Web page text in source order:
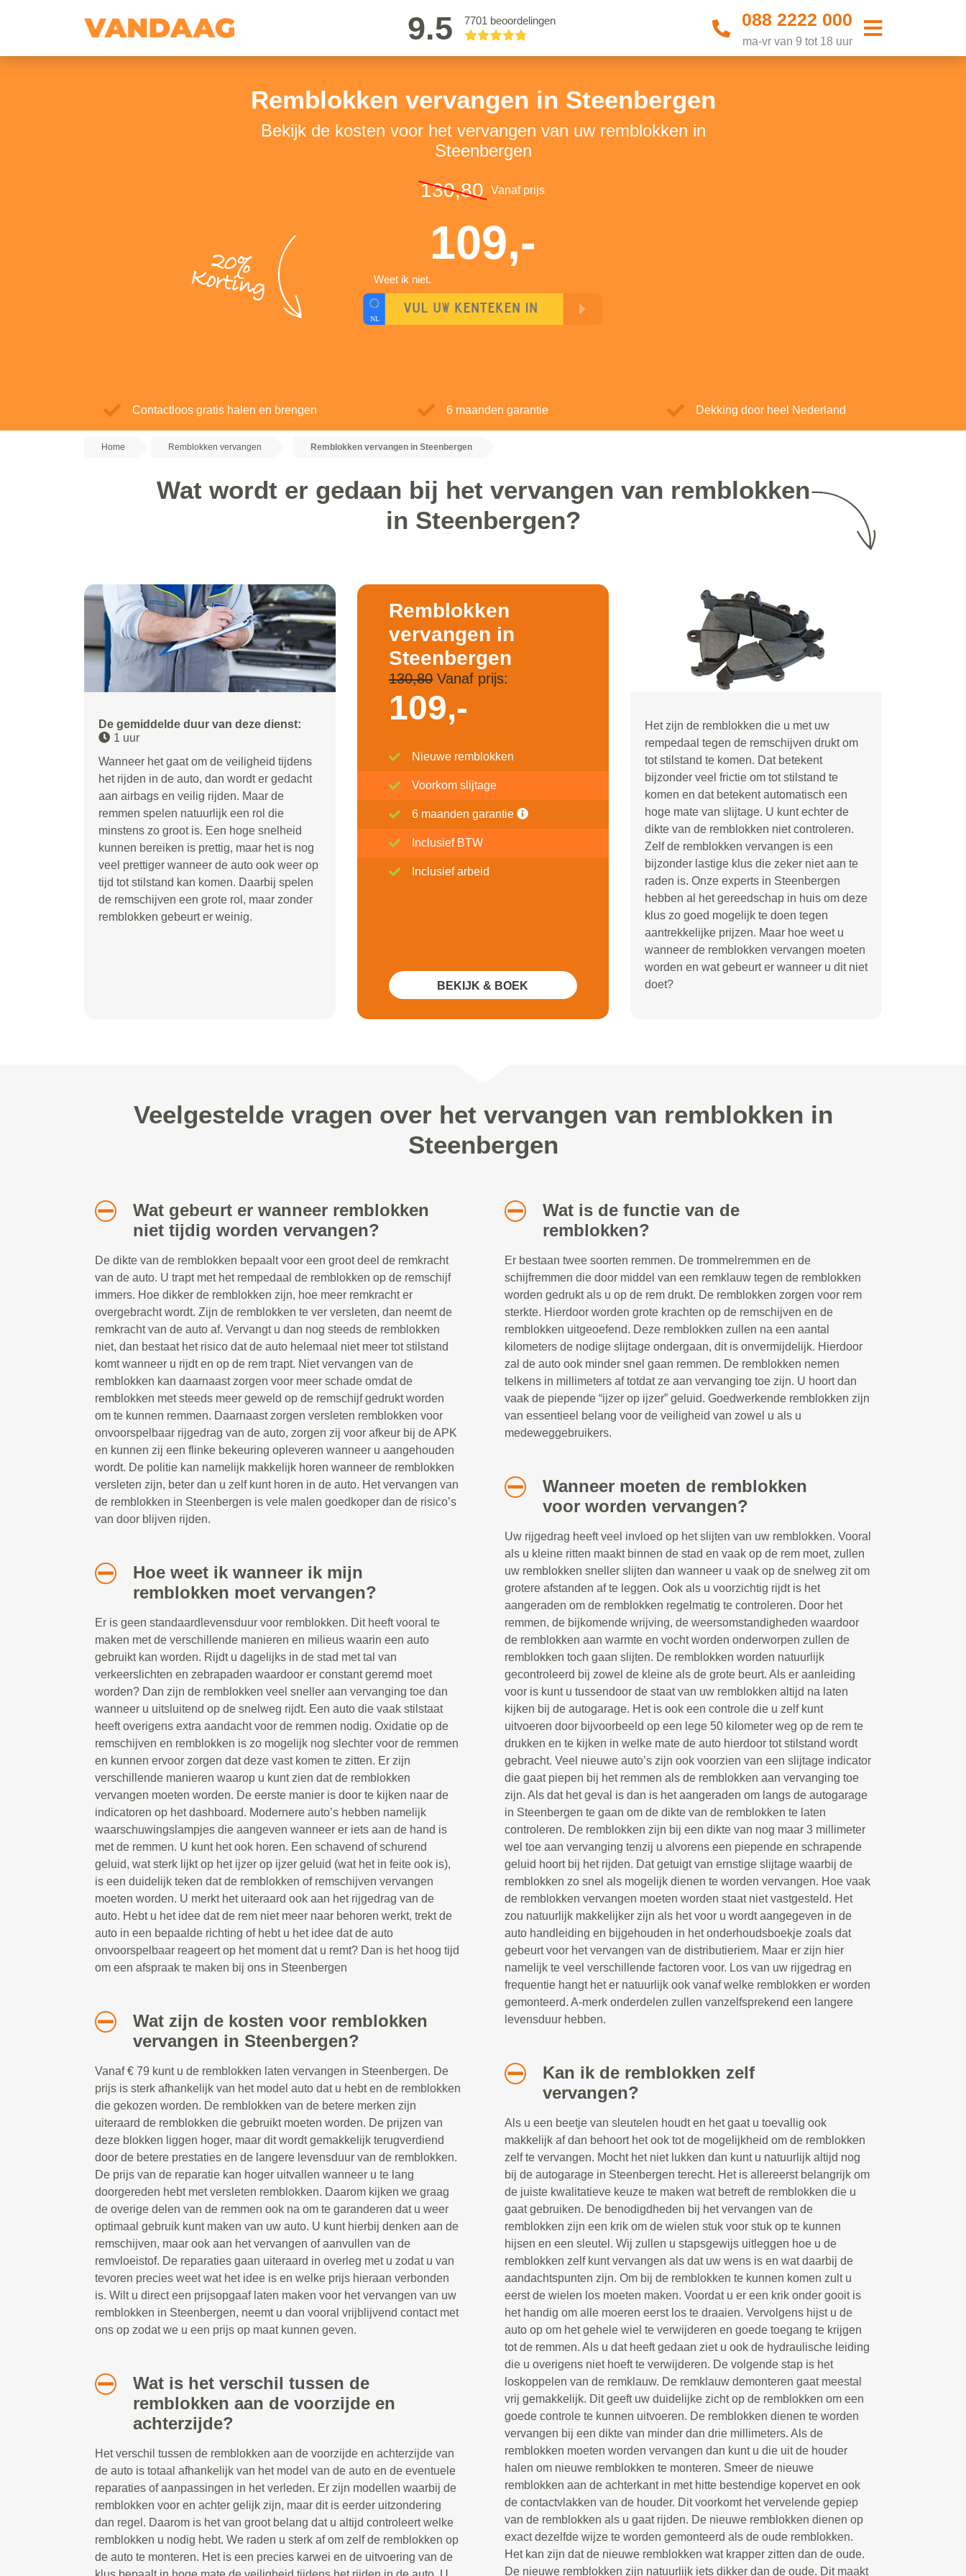
9.5 7701 beoordelingen 088 2222 000
ma-vr van 9 tot 18 uur
Remblokken vervangen in Steenbergen
Bekijk de kosten voor het vervangen van uw remblokken in
Steenbergen
20%
Korting
130,80 Vanaf prijs
109,-
Weet ik niet.
Contactloos gratis halen en brengen 6 maanden garantie Dekking door heel Nederland
Home Remblokken vervangen Remblokken vervangen in Steenbergen
Wat wordt er gedaan bij het vervangen van remblokken
in Steenbergen?
De gemiddelde duur van deze dienst:
1 uur
Wanneer het gaat om de veiligheid tijdens
het rijden in de auto, dan wordt er gedacht
aan airbags en veilig rijden. Maar de
remmen spelen natuurlijk een rol die
minstens zo groot is. Een hoge snelheid
kunnen bereiken is prettig, maar het is nog
veel prettiger wanneer de auto ook weer op
tijd tot stilstand kan komen. Daarbij spelen
de remschijven een grote rol, maar zonder
remblokken gebeurt er weinig.
Remblokken
vervangen in
Steenbergen
130,80Vanaf prijs:
109,-
Nieuwe remblokken
Voorkom slijtage
6 maanden garantie
Inclusief BTW
Inclusief arbeid
BEKIJK & BOEK
Het zijn de remblokken die u met uw
rempedaal tegen de remschijven drukt om
tot stilstand te komen. Dat betekent
bijzonder veel frictie om tot stilstand te
komen en dat betekent automatisch een
hoge mate van slijtage. U kunt echter de
dikte van de remblokken niet controleren.
Zelf de remblokken vervangen is een
bijzonder lastige klus die zeker niet aan te
raden is. Onze experts in Steenbergen
hebben al het gereedschap in huis om deze
klus zo goed mogelijk te doen tegen
aantrekkelijke prijzen. Maar hoe weet u
wanneer de remblokken vervangen moeten
worden en wat gebeurt er wanneer u dit niet
doet?
Veelgestelde vragen over het vervangen van remblokken in
Steenbergen
Wat gebeurt er wanneer remblokken
niet tijdig worden vervangen?
De dikte van de remblokken bepaalt voor een groot deel de remkracht
van de auto. U trapt met het rempedaal de remblokken op de remschijf
immers. Hoe dikker de remblokken zijn, hoe meer remkracht er
overgebracht wordt. Zijn de remblokken te ver versleten, dan neemt de
remkracht van de auto af. Vervangt u dan nog steeds de remblokken
niet, dan bestaat het risico dat de auto helemaal niet meer tot stilstand
komt wanneer u rijdt en op de rem trapt. Niet vervangen van de
remblokken kan daarnaast zorgen voor meer schade omdat de
remblokken met steeds meer geweld op de remschijf gedrukt worden
om te kunnen remmen. Daarnaast zorgen versleten remblokken voor
onvoorspelbaar rijgedrag van de auto, zorgen zij voor afkeur bij de APK
en kunnen zij een flinke bekeuring opleveren wanneer u aangehouden
wordt. De politie kan namelijk makkelijk horen wanneer de remblokken
versleten zijn, beter dan u zelf kunt horen in de auto. Het vervangen van
de remblokken in Steenbergen is vele malen goedkoper dan de risico’s
van door blijven rijden.
Hoe weet ik wanneer ik mijn
remblokken moet vervangen?
Er is geen standaardlevensduur voor remblokken. Dit heeft vooral te
maken met de verschillende manieren en milieus waarin een auto
gebruikt kan worden. Rijdt u dagelijks in de stad met tal van
verkeerslichten en zebrapaden waardoor er constant geremd moet
worden? Dan zijn de remblokken veel sneller aan vervanging toe dan
wanneer u uitsluitend op de snelweg rijdt. Een auto die vaak stilstaat
heeft overigens extra aandacht voor de remmen nodig. Oxidatie op de
remschijven en remblokken is zo mogelijk nog slechter voor de remmen
en kunnen ervoor zorgen dat deze vast komen te zitten. Er zijn
verschillende manieren waarop u kunt zien dat de remblokken
vervangen moeten worden. De eerste manier is door te kijken naar de
indicatoren op het dashboard. Modernere auto’s hebben namelijk
waarschuwingslampjes die aangeven wanneer er iets aan de hand is
met de remmen. U kunt het ook horen. Een schavend of schurend
geluid, wat sterk lijkt op het ijzer op ijzer geluid (wat het in feite ook is),
is een duidelijk teken dat de remblokken of remschijven vervangen
moeten worden. U merkt het uiteraard ook aan het rijgedrag van de
auto. Hebt u het idee dat de rem niet meer naar behoren werkt, trekt de
auto in een bepaalde richting of hebt u het idee dat de auto
onvoorspelbaar reageert op het moment dat u remt? Dan is het hoog tijd
om een afspraak te maken bij ons in Steenbergen
Wat zijn de kosten voor remblokken
vervangen in Steenbergen?
Vanaf € 79 kunt u de remblokken laten vervangen in Steenbergen. De
prijs is sterk afhankelijk van het model auto dat u hebt en de remblokken
die gekozen worden. De remblokken van de betere merken zijn
uiteraard de remblokken die gebruikt moeten worden. De prijzen van
deze blokken liggen hoger, maar dit wordt gemakkelijk terugverdiend
door de betere prestaties en de langere levensduur van de remblokken.
De prijs van de reparatie kan hoger uitvallen wanneer u te lang
doorgereden hebt met versleten remblokken. Daarom kijken we graag
de overige delen van de remmen ook na om te garanderen dat u weer
optimaal gebruik kunt maken van uw auto. U kunt hierbij denken aan de
remschijven, maar ook aan het vervangen of aanvullen van de
remvloeistof. De reparaties gaan uiteraard in overleg met u zodat u van
tevoren precies weet wat het idee is en welke prijs hieraan verbonden
is. Wilt u direct een prijsopgaaf laten maken voor het vervangen van uw
remblokken in Steenbergen, neemt u dan vooral vrijblijvend contact met
ons op zodat we u een prijs op maat kunnen geven.
Wat is het verschil tussen de
remblokken aan de voorzijde en
achterzijde?
Het verschil tussen de remblokken aan de voorzijde en achterzijde van
de auto is totaal afhankelijk van het model van de auto en de eventuele
reparaties of aanpassingen in het verleden. Er zijn modellen waarbij de
remblokken voor en achter gelijk zijn, maar dit is eerder uitzondering
dan regel. Daarom is het van groot belang dat u altijd controleert welke
remblokken u nodig hebt. We raden u sterk af om zelf de remblokken op
de auto te monteren. Het is een precies karwei en de uitvoering van de
Wat is de functie van de
remblokken?
Er bestaan twee soorten remmen. De trommelremmen en de
schijfremmen die door middel van een remklauw tegen de remblokken
worden gedrukt als u op de rem drukt. De remblokken zorgen voor rem
sterkte. Hierdoor worden grote krachten op de remschijven en de
remblokken uitgeoefend. Deze remblokken zullen na een aantal
kilometers de nodige slijtage ondergaan, dit is onvermijdelijk. Hierdoor
zal de auto ook minder snel gaan remmen. De remblokken nemen
telkens in millimeters af totdat ze aan vervanging toe zijn. U hoort dan
vaak de piepende “ijzer op ijzer” geluid. Goedwerkende remblokken zijn
van essentieel belang voor de veiligheid van zowel u als u
medeweggebruikers.
Wanneer moeten de remblokken
voor worden vervangen?
Uw rijgedrag heeft veel invloed op het slijten van uw remblokken. Vooral
als u kleine ritten maakt binnen de stad en vaak op de rem moet, zullen
uw remblokken sneller slijten dan wanneer u vaak op de snelweg zit om
grotere afstanden af te leggen. Ook als u voorzichtig rijdt is het
aangeraden om de remblokken regelmatig te controleren. Door het
remmen, de bijkomende wrijving, de weersomstandigheden waardoor
de remblokken aan warmte en vocht worden onderworpen zullen de
remblokken toch gaan slijten. De remblokken worden natuurlijk
gecontroleerd bij zowel de kleine als de grote beurt. Als er aanleiding
voor is kunt u tussendoor de staat van uw remblokken altijd na laten
kijken bij de autogarage. Het is ook een controle die u zelf kunt
uitvoeren door bijvoorbeeld op een lege 50 kilometer weg op de rem te
drukken en te kijken in welke mate de auto hierdoor tot stilstand wordt
gebracht. Veel nieuwe auto’s zijn ook voorzien van een slijtage indicator
die gaat piepen bij het remmen als de remblokken aan vervanging toe
zijn. Als dat het geval is dan is het aangeraden om langs de autogarage
in Steenbergen te gaan om de dikte van de remblokken te laten
controleren. De remblokken zijn bij een dikte van nog maar 3 millimeter
wel toe aan vervanging tenzij u alvorens een piepende en schrapende
geluid hoort bij het rijden. Dat getuigt van ernstige slijtage waarbij de
remblokken zo snel als mogelijk dienen te worden vervangen. Hoe vaak
de remblokken vervangen moeten worden staat niet vastgesteld. Het
zou natuurlijk makkelijker zijn als het voor u wordt aangegeven in de
auto handleiding en bijgehouden in het onderhoudsboekje zoals dat
gebeurt voor het vervangen van de distributieriem. Maar er zijn hier
namelijk te veel verschillende factoren voor. Los van uw rijgedrag en
frequentie hangt het er natuurlijk ook vanaf welke remblokken er worden
gemonteerd. A-merk onderdelen zullen vanzelfsprekend een langere
levensduur hebben.
Kan ik de remblokken zelf
vervangen?
Als u een beetje van sleutelen houdt en het gaat u toevallig ook
makkelijk af dan behoort het ook tot de mogelijkheid om de remblokken
zelf te vervangen. Mocht het niet lukken dan kunt u natuurlijk altijd nog
bij de autogarage in Steenbergen terecht. Het is allereerst belangrijk om
de juiste kwalitatieve keuze te maken wat betreft de remblokken die u
gaat gebruiken. De benodigdheden bij het vervangen van de
remblokken zijn een krik om de wielen stuk voor stuk op te kunnen
hijsen en een sleutel. Wij zullen u stapsgewijs uitleggen hoe u de
remblokken zelf kunt vervangen als dat uw wens is en wat daarbij de
aandachtspunten zijn. Om bij de remblokken te kunnen komen zult u
eerst de wielen los moeten maken. Voordat u er een krik onder gooit is
het handig om alle moeren eerst los te draaien. Vervolgens hijst u de
auto op om het gehele wiel te verwijderen en goede toegang te krijgen
tot de remmen. Als u dat heeft gedaan ziet u ook de hydraulische leiding
die u overigens niet hoeft te verwijderen. De volgende stap is het
loskoppelen van de remklauw. De remklauw demonteren gaat meestal
vrij gemakkelijk. Dit geeft uw duidelijke zicht op de remblokken om een
goede controle te kunnen uitvoeren. De remblokken dienen te worden
vervangen bij een dikte van minder dan drie millimeters. Als de
remblokken moeten worden vervangen dan kunt u die uit de houder
halen om nieuwe remblokken te monteren. Smeer de nieuwe
remblokken aan de achterkant in met hitte bestendige kopervet en ook
de contactvlakken van de houder. Dit voorkomt het vervelende gepiep
van de remblokken als u gaat rijden. De nieuwe remblokken dienen op
exact dezelfde wijze te worden gemonteerd als de oude remblokken.
Het kan zijn dat de nieuwe remblokken wat krapper zitten dan de oude.
De nieuwe remblokken zijn natuurlijk iets dikker dan de oude. Dit maakt